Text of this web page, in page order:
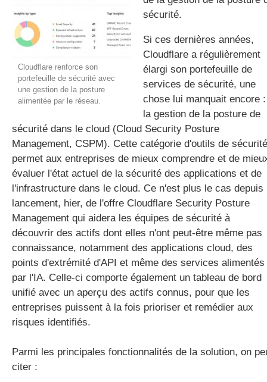
gratuite
Cloudflare renforce son
portefeuille de sécurité avec
une gestion de la posture
alimentée par le réseau.
sécurité.
Si ces dernières années,
Cloudflare a régulièrement
élargi son portefeuille de
services de sécurité, une
chose lui manquait encore :
la gestion de la posture de
sécurité dans le cloud (Cloud Security Posture
Management, CSPM). Cette catégorie d'outils de sécurité
permet aux entreprises de mieux comprendre et de
évaluer l'état actuel de la sécurité des applications et de
l'infrastructure dans le cloud. Ce n'est plus le cas depuis
lancement, hier, de l'offre Cloudflare Security Posture
Management qui aidera les équipes de sécurité à
découvrir des actifs dont elles n'ont peut-être même pas
connaissance, notamment des applications cloud, des
points d'extrémité d'API et même des services alimentés
par l'IA. Celle-ci comporte également un tableau de bord
unifié avec un aperçu des actifs connus, pour que les
entreprises puissent à la fois prioriser et remédier aux
risques identifiés.
Parmi les principales fonctionnalités de la solution, on
citer :